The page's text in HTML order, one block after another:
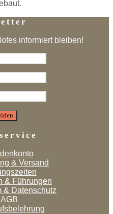
informiert bleiben!
& Versand
& Führungen
& Datenschutz
AGB